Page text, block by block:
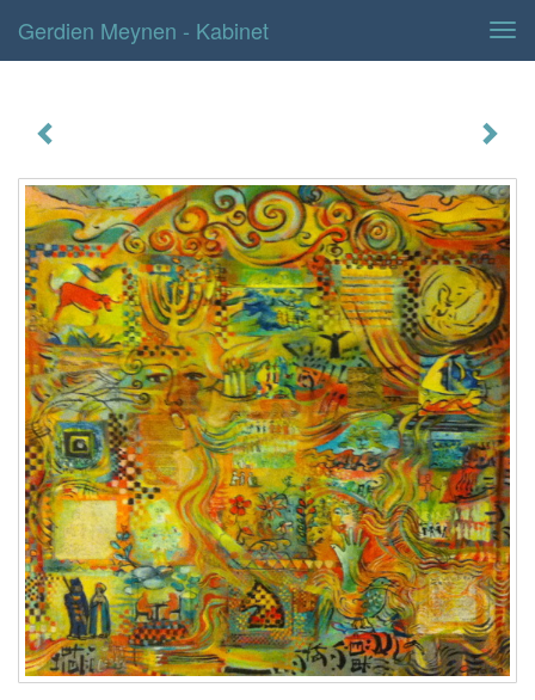
Gerdien Meynen - Kabinet